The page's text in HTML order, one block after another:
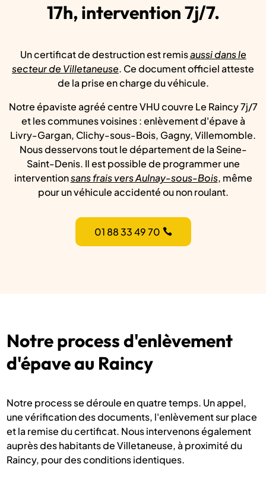
17h, intervention 7j/7.
Un certificat de destruction est remisaussi dans le
secteur de Villetaneuse. Ce document officiel atteste
de la prise en charge du véhicule.
Notre épaviste agréé centre VHU couvre Le Raincy 7j/7
et les communes voisines : enlèvement d'épave à
Livry-Gargan, Clichy-sous-Bois, Gagny, Villemomble.
Nous desservons tout le département de la Seine-
Saint-Denis. Il est possible de programmer une
interventionsans frais vers Aulnay-sous-Bois, même
pour un véhicule accidenté ou non roulant.
01 88 33 49 70
Notre process d'enlèvement
d'épave au Raincy
Notre process se déroule en quatre temps. Un appel,
une vérification des documents, l'enlèvement sur place
et la remise du certificat. Nous intervenons également
auprès des habitants de Villetaneuse, à proximité du
Raincy, pour des conditions identiques.